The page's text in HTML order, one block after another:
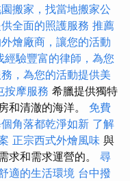
搬家，找當地搬家公
全面的照護服務 推薦
燴廠商，讓您的活動
經驗豐富的律師，為您
，為您的活動提供美
按摩服務 希臘提供獨特
和清澈的海洋。 免費
角落都乾淨如新 了解
正宗西式外燴風味 與
求和需求運營的。 尋
適的生活環境 台中撥